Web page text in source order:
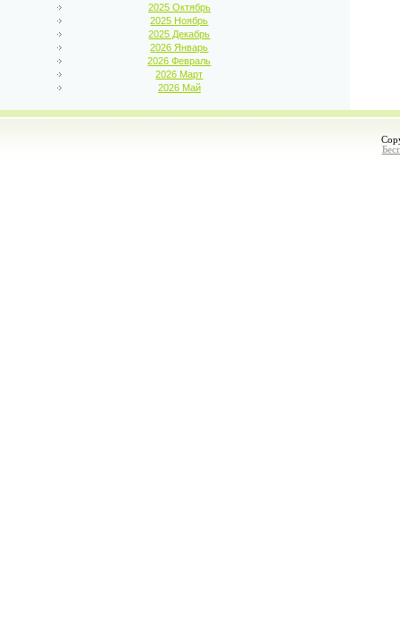
2025 Октябрь
2025 Ноябрь
2025 Декабрь
2026 Январь
2026 Февраль
2026 Март
2026 Май